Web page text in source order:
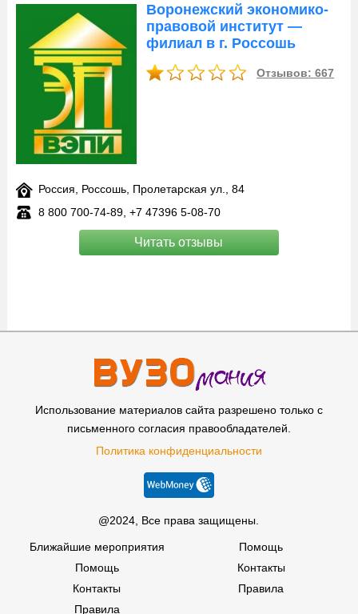
Воронежский экономико-
правовой институт —
филиал в г. Россошь
Отзывов: 667
Россия, Россошь, Пролетарская ул., 84
8 800 700‑74-89, +7 47396 5‑08-70
Читать отзывы
Использование материалов сайта разрешено только с
письменного согласия правообладателей.
Политика конфиденциальности
@2024, Все права защищены.
Ближайшие мероприятия
Помощь
Контакты
Правила
Помощь
Контакты
Правила